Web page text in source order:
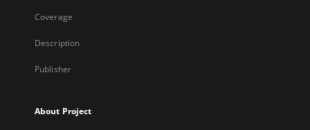
Coverage
Description
Publisher
About Project